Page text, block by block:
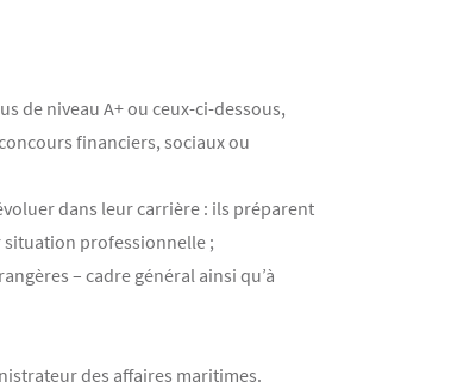
de niveau A+ ou ceux-ci-dessous,
financiers, sociaux ou
dans leur carrière : ils préparent
situation professionnelle ;
– cadre général ainsi qu’à
des affaires maritimes.